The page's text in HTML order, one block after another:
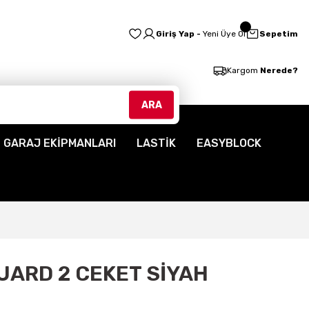
Giriş Yap - Yeni Üye Ol Sepetim
Kargom Nerede?
ARA
GARAJ EKİPMANLARI LASTİK EASYBLOCK
2 CEKET SİYAH